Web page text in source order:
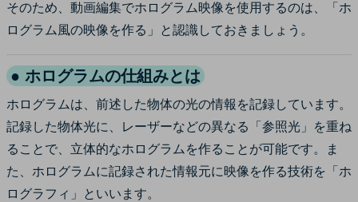
そのため、動画編集でホログラム映像を使用するのは、「ホ
ログラム風の映像を作る」と認識しておきましょう。
● ホログラムの仕組みとは
ホログラムは、前述した物体の光の情報を記録しています。
記録した物体光に、レーザーなどの異なる「参照光」を重ね
ることで、立体的なホログラムを作ることが可能です。ま
た、ホログラムに記録された情報元に映像を作る技術を「ホ
ログラフィ」といいます。